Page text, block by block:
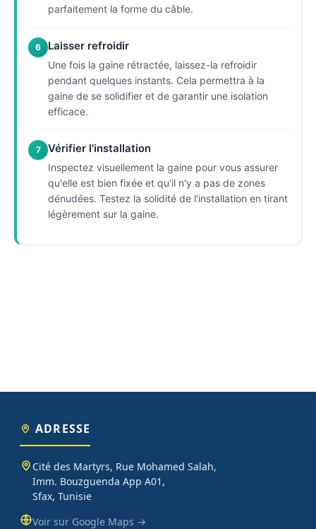
parfaitement la forme du câble.
6 Laisser refroidir
Une fois la gaine rétractée, laissez-la refroidir
pendant quelques instants. Cela permettra à la
gaine de se solidifier et de garantir une isolation
efficace.
7 Vérifier l'installation
Inspectez visuellement la gaine pour vous assurer
qu'elle est bien fixée et qu'il n'y a pas de zones
dénudées. Testez la solidité de l'installation en tirant
légèrement sur la gaine.
ADRESSE
Cité des Martyrs, Rue Mohamed Salah,
Imm. Bouzguenda App A01,
Sfax, Tunisie
Voir sur Google Maps →